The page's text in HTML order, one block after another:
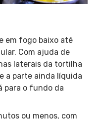
em fogo baixo até
Com ajuda de
laterais da tortilha
a parte ainda líquida
para o fundo da
ou menos, com